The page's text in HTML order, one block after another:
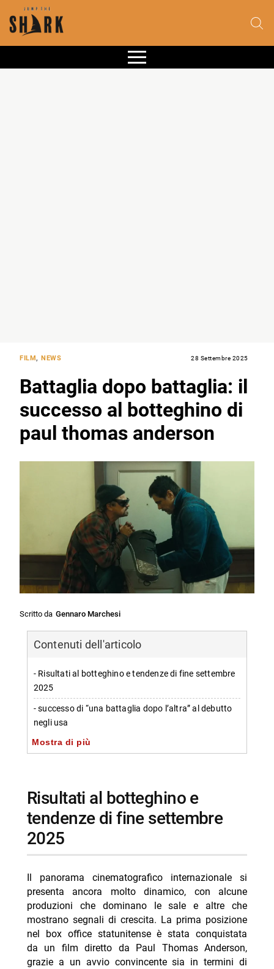
FILM, NEWS 28 Settembre 2025
Battaglia dopo battaglia: il
successo al botteghino di
paul thomas anderson
Scritto da Gennaro Marchesi
Contenuti dell'articolo
- Risultati al botteghino e tendenze di fine settembre
2025
- successo di “una battaglia dopo l’altra” al debutto
negli usa
-- Performance finanziaria e incassi iniziali
ascesa
-- “Demon Slayer: Infinity Castle”
-- “The Conjuring: Il rito finale”
- Analisi delle prospettive dei principali titoli
-- Scopri di più da Jump the shark
-- RispondiAnnulla risposta
- La vita è una cosa meravigliosa stasera Sky Cinema
1
Mostra di più
Risultati al botteghino e
tendenze di fine settembre
2025
Il panorama cinematografico internazionale si
presenta ancora molto dinamico, con alcune
produzioni che dominano le sale e altre che
mostrano segnali di crescita. La prima posizione
nel box office statunitense è stata conquistata
da un film diretto da Paul Thomas Anderson,
grazie a un avvio convincente sia in termini di